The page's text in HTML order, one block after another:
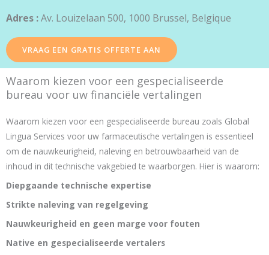
Adres :Av. Louizelaan 500, 1000 Brussel, Belgique
VRAAG EEN GRATIS OFFERTE AAN
Waarom kiezen voor een gespecialiseerde
bureau voor uw financiële vertalingen
Waarom kiezen voor een gespecialiseerde bureau zoals Global
Lingua Services voor uw farmaceutische vertalingen is essentieel
om de nauwkeurigheid, naleving en betrouwbaarheid van de
inhoud in dit technische vakgebied te waarborgen. Hier is waarom:
Diepgaande technische expertise
Strikte naleving van regelgeving
Nauwkeurigheid en geen marge voor fouten
Native en gespecialiseerde vertalers